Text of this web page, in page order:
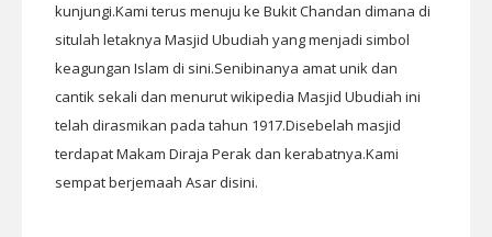
kunjungi.Kami terus menuju ke Bukit Chandan dimana di
situlah letaknya Masjid Ubudiah yang menjadi simbol
keagungan Islam di sini.Senibinanya amat unik dan
cantik sekali dan menurut wikipedia Masjid Ubudiah ini
telah dirasmikan pada tahun 1917.Disebelah masjid
terdapat Makam Diraja Perak dan kerabatnya.Kami
sempat berjemaah Asar disini.